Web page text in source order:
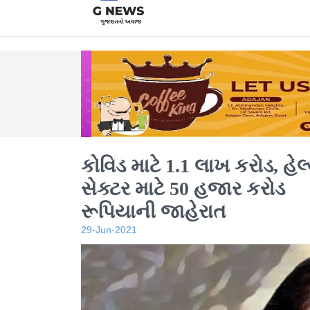
કોવિડ માટે 1.1 લાખ કરોડ,
સેક્ટર માટે 50 હજાર કરોડ
રૂપિયાની જાહેરાત
29-Jun-2021